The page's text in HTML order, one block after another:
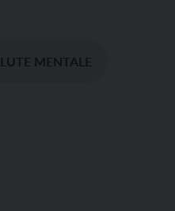
MENTALE